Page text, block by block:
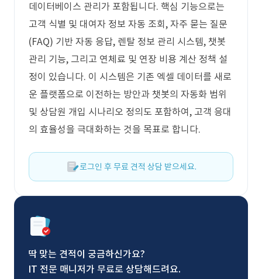
데이터베이스 관리가 포함됩니다. 핵심 기능으로는
고객 식별 및 대여자 정보 자동 조회, 자주 묻는 질문
(FAQ) 기반 자동 응답, 렌탈 정보 관리 시스템, 챗봇
관리 기능, 그리고 연체료 및 연장 비용 계산 정책 설
정이 있습니다. 이 시스템은 기존 엑셀 데이터를 새로
운 플랫폼으로 이전하는 방안과 챗봇의 자동화 범위
및 상담원 개입 시나리오 정의도 포함하여, 고객 응대
의 효율성을 극대화하는 것을 목표로 합니다.
로그인 후 무료 견적 상담 받으세요.
딱 맞는 견적이 궁금하신가요?
IT 전문 매니저가 무료로 상담해드려요.